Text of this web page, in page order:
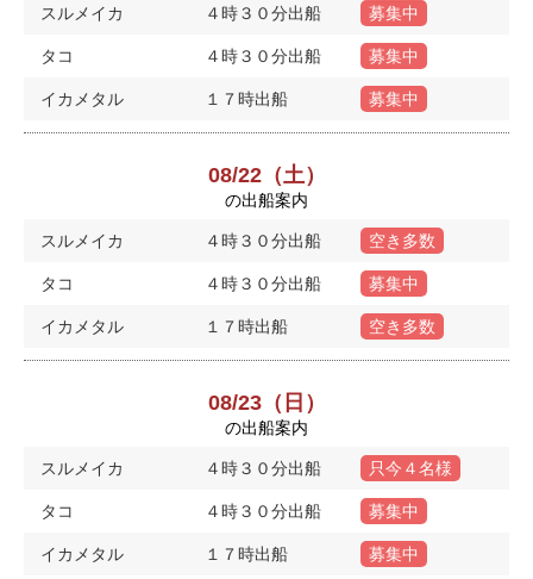
スルメイカ ４時３０分出船 募集中
タコ ４時３０分出船 募集中
イカメタル １７時出船 募集中
08/22（土）
の出船案内
スルメイカ ４時３０分出船 空き多数
タコ ４時３０分出船 募集中
イカメタル １７時出船 空き多数
08/23（日）
の出船案内
スルメイカ ４時３０分出船 只今４名様
タコ ４時３０分出船 募集中
イカメタル １７時出船 募集中